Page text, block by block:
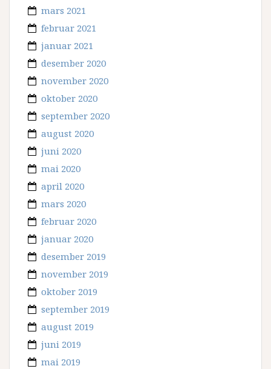
mars 2021
februar 2021
januar 2021
desember 2020
november 2020
oktober 2020
september 2020
august 2020
juni 2020
mai 2020
april 2020
mars 2020
februar 2020
januar 2020
desember 2019
november 2019
oktober 2019
september 2019
august 2019
juni 2019
mai 2019